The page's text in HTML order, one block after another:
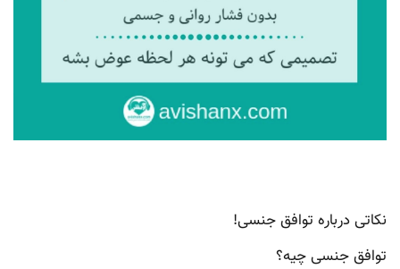
نکاتی درباره توافق جنسی!
توافق جنسی چیه؟